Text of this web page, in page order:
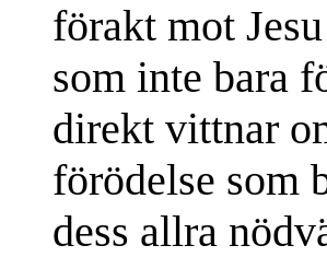
förakt mot
som inte bara
direkt vittnar
förödelse som
dess allra